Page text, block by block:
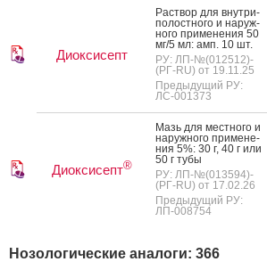
Диоксисепт
Рас­твор для внут­ри­
полос­тно­го и на­руж­
но­го при­мене­ния 50
мг/5 мл: амп. 10 шт.
РУ: ЛП-№(012512)-
(РГ-RU) от 19.11.25
Предыдущий РУ:
ЛС-001373
Диоксисепт®
Мазь для мес­тно­го и
на­руж­но­го при­мене­
ния 5%: 30 г, 40 г или
50 г ту­бы
РУ: ЛП-№(013594)-
(РГ-RU) от 17.02.26
Предыдущий РУ:
ЛП-008754
Нозологические аналоги: 366